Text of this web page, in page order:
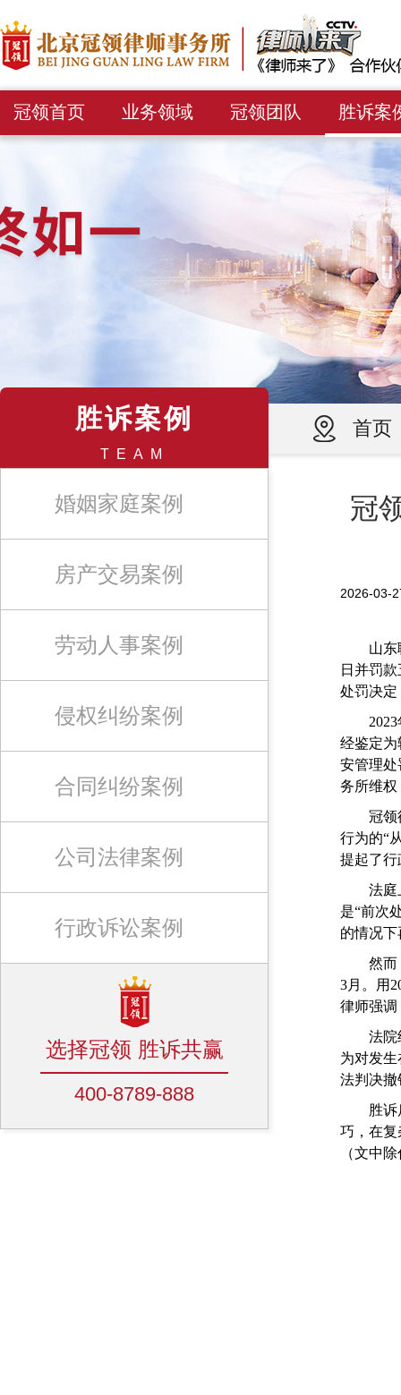
冠领首页 业务领域 冠领团队 胜诉案
首页
胜诉案例
TEAM
婚姻家庭案例
房产交易案例
劳动人事案例
侵权纠纷案例
合同纠纷案例
公司法律案例
行政诉讼案例
选择冠领 胜诉共赢
400-8789-888
冠
2026-03-
山东聊
日并罚
处罚决定
2023年
经鉴定为
安管理处
务所维权
冠领律
行为的“
提起了行
法庭上
是“前次
的情况
然而，
3月。用
律师强调
法院经
为对发生
法判决撤
胜诉后
巧，在复
（文中